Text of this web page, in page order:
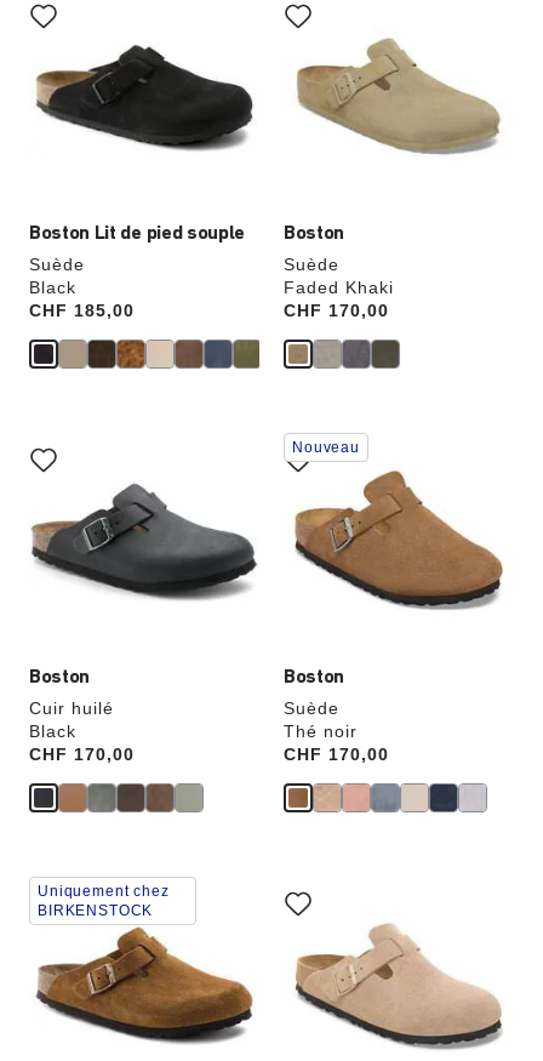
Boston Lit de pied souple
Suède
Black
Price:
CHF 185,00
sur
les
échantillons
de
couleurs
modifiera
Boston
Suède
Faded Khaki
Price:
CHF 170,00
sur
les
échantillons
couleurs
modifiera
Boston
Cuir huilé
Black
Price:
CHF 170,00
sur
les
échantillons
de
couleurs
modifiera
l’image
Boston
Suède
Thé noir
Price:
CHF 170,00
Cliquer
sur
les
échantillons
de
couleurs
modifiera
Nouveau
Cliquer
sur
les
échantillons
de
couleurs
modifiera
l’image
Uniquement chez
BIRKENSTOCK
sur
les
échantillons
couleurs
modifiera